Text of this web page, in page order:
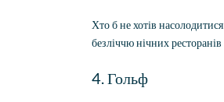
Хто б не хотів
безліччю нічних
4. Гольф